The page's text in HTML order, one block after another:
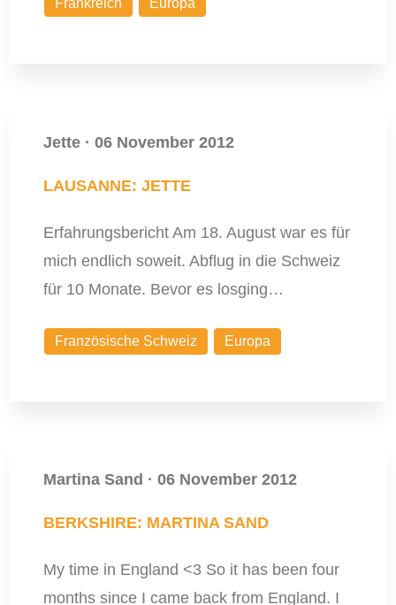
Frankreich Europa
Jette · 06 November 2012
LAUSANNE: JETTE
Erfahrungsbericht Am 18. August war es für
mich endlich soweit. Abflug in die Schweiz
für 10 Monate. Bevor es losging…
Französische Schweiz Europa
Martina Sand · 06 November 2012
BERKSHIRE: MARTINA SAND
My time in England <3 So it has been four
months since I came back from England. I